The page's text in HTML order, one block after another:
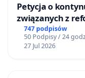
Petycja o
związanych z
747 podpisów
50 Podpisy / 24
27 Jul 2026